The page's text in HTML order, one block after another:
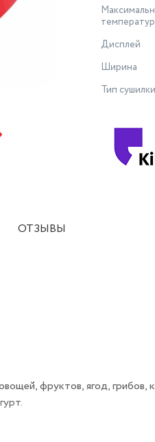
Дисплей
Ширина
Тип сушилки
ОТЗЫВЫ
фруктов, ягод, грибов,